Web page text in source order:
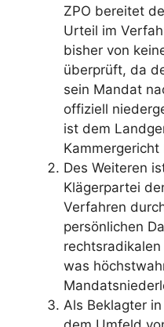
ZPO bereitet
Urteil im
bisher von
überprüft, da
sein Mandat
offiziell
ist dem
Des Weiteren
Klägerpartei
Verfahren
persönlichen
was
Als Beklagter